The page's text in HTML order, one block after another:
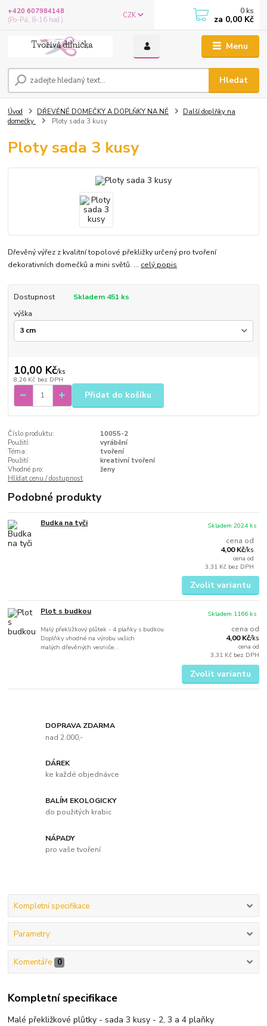
Menu
CZK
Hledat
+420 607984148
(Po-Pá, 8-16 hod.)
0 ks
za 0,00 Kč
Úvod DŘEVĚNÉ DOMEČKY A DOPLŇKY NA NĚ
Další doplňky na
domečky
Ploty sada 3 kusy
Ploty sada 3 kusy
Dřevěný výřez z kvalitní topolové překližky určený pro tvoření
dekorativních domečků a mini světů. ... celý popis
Dostupnost
Skladem 451 ks
výška
10,00 Kč/ks
8,26 Kč bez DPH
Přidat do košíku
Číslo produktu:
10055-2
Použití:
vyrábění
Téma:
tvoření
Použití:
kreativní tvoření
Vhodné pro:
ženy
Hlídat cenu / dostupnost
Podobné produkty
Budka na tyči
cena od
4,00 Kč/ks
cena od
3,31 Kč bez DPH
Skladem 2024 ks
Zvolit variantu
Plot s budkou
Malý překližkový plůtek - 4 plaňky s budkou
Doplňky vhodné na výrobu vašich
malých dřevěných vesniče...
cena od
4,00 Kč/ks
cena od
3,31 Kč bez DPH
Skladem 1166 ks
Zvolit variantu
DOPRAVA ZDARMA
nad 2.000,-
DÁREK
ke každé objednávce
BALÍM EKOLOGICKY
do použitých krabic
NÁPADY
pro vaše tvoření
Kompletní specifikace
Parametry
Komentáře 0
Kompletní specifikace
Malé překližkové plůtky - sada 3 kusy - 2, 3 a 4 plaňky